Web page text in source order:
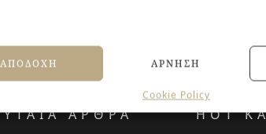
ΑΠΟΔΟΧΉ ΆΡΝΗΣΗ
Cookie Policy
ΑΡΘΡΑ HOT